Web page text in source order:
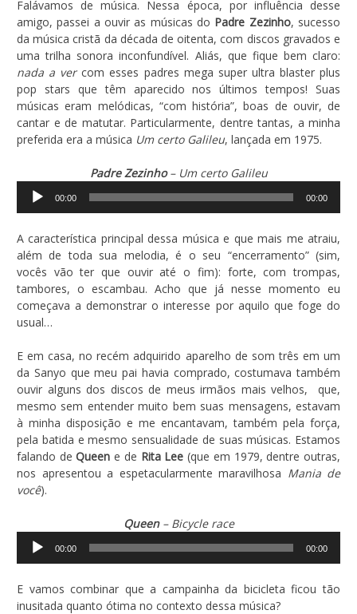
Falávamos de música. Nessa época, por influência desse
amigo, passei a ouvir as músicas do Padre Zezinho, sucesso
da música cristã da década de oitenta, com discos gravados e
uma trilha sonora inconfundível. Aliás, que fique bem claro:
nada a vercom esses padres mega super ultra blaster plus
pop stars que têm aparecido nos últimos tempos! Suas
músicas eram melódicas, “com história”, boas de ouvir, de
cantar e de matutar. Particularmente, dentre tantas, a minha
preferida era a música Um certo Galileu, lançada em 1975.
Padre Zezinho– Um certo Galileu
de
00:00 00:00
A característica principal dessa música e que mais me atraiu,
além de toda sua melodia, é o seu “encerramento” (sim,
vocês vão ter que ouvir até o fim): forte, com trompas,
tambores, o escambau. Acho que já nesse momento eu
começava a demonstrar o interesse por aquilo que foge do
usual…
E em casa, no recém adquirido aparelho de som três em um
da Sanyo que meu pai havia comprado, costumava também
ouvir alguns dos discos de meus irmãos mais velhos, que,
mesmo sem entender muito bem suas mensagens, estavam
à minha disposição e me encantavam, também pela força,
pela batida e mesmo sensualidade de suas músicas. Estamos
falando deQueen e de Rita Lee (que em 1979, dentre outras,
nos apresentou a espetacularmente maravilhosa Mania de
você).
Queen– Bicycle race
de
00:00 00:00
E vamos combinar que a campainha da bicicleta ficou tão
inusitada quanto ótima no contexto dessa música?